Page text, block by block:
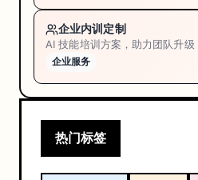
企业内训定制
AI 技能培训方案，助力团队升级
企业服务
热门标签